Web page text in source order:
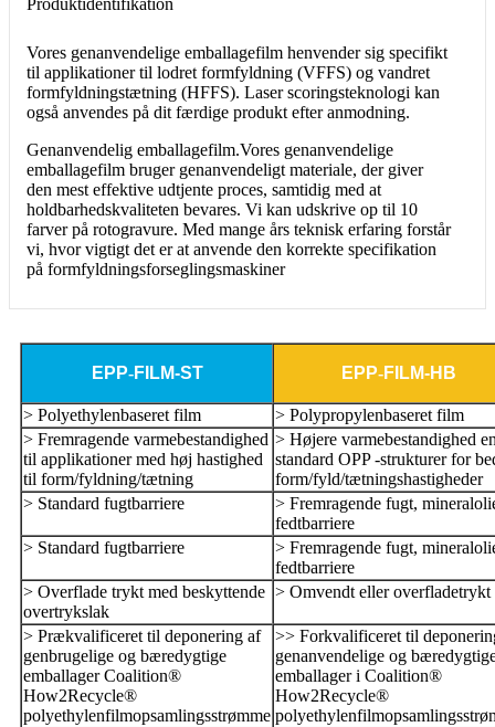
Vores genanvendelige emballagefilm henvender sig specifikt
til applikationer til lodret formfyldning (VFFS) og vandret
formfyldningstætning (HFFS). Laser scoringsteknologi kan
også anvendes på dit færdige produkt efter anmodning.
Genanvendelig emballagefilm.Vores genanvendelige
emballagefilm bruger genanvendeligt materiale, der giver
den mest effektive udtjente proces, samtidig med at
holdbarhedskvaliteten bevares. Vi kan udskrive op til 10
farver på rotogravure. Med mange års teknisk erfaring forstår
vi, hvor vigtigt det er at anvende den korrekte specifikation
på formfyldningsforseglingsmaskiner
EPP-FILM-ST EPP-FILM-HB
> Polyethylenbaseret film
> Polypropylenbaseret film
> Fremragende varmebestandighed
til applikationer med høj hastighed
til form/fyldning/tætning
> Højere varmebestandighed
standard OPP -strukturer for
form/fyld/tætningshastigheder
> Standard fugtbarriere
> Fremragende fugt,
fedtbarriere
> Standard fugtbarriere
> Fremragende fugt,
fedtbarriere
> Overflade trykt med beskyttende
overtrykslak
> Omvendt eller overfladetrykt
> Prækvalificeret til deponering af
genbrugelige og bæredygtige
emballager Coalition®
How2Recycle®
polyethylenfilmopsamlingsstrømme
>> Forkvalificeret til
genanvendelige og
emballager i Coalition®
How2Recycle®